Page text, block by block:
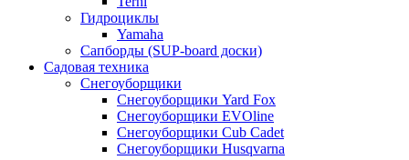
Гидроциклы
Yamaha
Сапборды (SUP-board доски)
Садовая техника
Снегоуборщики
Снегоуборщики Yard Fox
Снегоуборщики EVOline
Снегоуборщики Cub Cadet
Снегоуборщики Husqvarna